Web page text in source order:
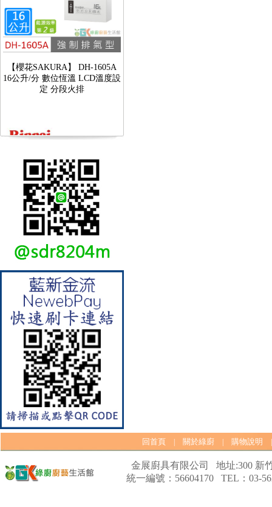
16公升/分 數位恆溫 LCD溫度設
定 分段火排
【林內Rinnai】 RB-L2600S(A)
彩焱系列 檯面式彩焱不銹鋼雙
口爐
回首頁 關於綠廚 購物說明
金展廚具有限公司 地址:300 新
統一編號：56604170 TEL：03-